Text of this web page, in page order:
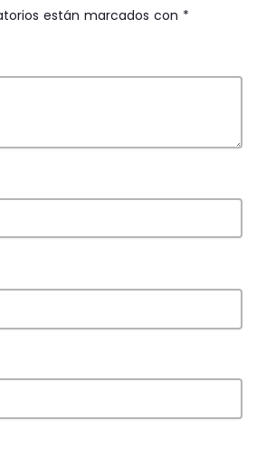
están marcados con *